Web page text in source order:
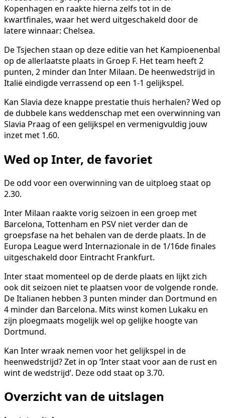
Kopenhagen en raakte hierna zelfs tot in de
kwartfinales, waar het werd uitgeschakeld door de
latere winnaar: Chelsea.
De Tsjechen staan op deze editie van het Kampioenenbal
op de allerlaatste plaats in Groep F. Het team heeft 2
punten, 2 minder dan Inter Milaan. De heenwedstrijd in
Italië eindigde verrassend op een 1-1 gelijkspel.
Kan Slavia deze knappe prestatie thuis herhalen? Wed op
de dubbele kans weddenschap met een overwinning van
Slavia Praag of een gelijkspel en vermenigvuldig jouw
inzet met 1.60.
Wed op Inter, de favoriet
De odd voor een overwinning van de uitploeg staat op
2.30.
Inter Milaan raakte vorig seizoen in een groep met
Barcelona, Tottenham en PSV niet verder dan de
groepsfase na het behalen van de derde plaats. In de
Europa League werd Internazionale in de 1/16de finales
uitgeschakeld door Eintracht Frankfurt.
Inter staat momenteel op de derde plaats en lijkt zich
ook dit seizoen niet te plaatsen voor de volgende ronde.
De Italianen hebben 3 punten minder dan Dortmund en
4 minder dan Barcelona. Mits winst komen Lukaku en
zijn ploegmaats mogelijk wel op gelijke hoogte van
Dortmund.
Kan Inter wraak nemen voor het gelijkspel in de
heenwedstrijd? Zet in op ‘Inter staat voor aan de rust en
wint de wedstrijd’. Deze odd staat op 3.70.
Overzicht van de uitslagen